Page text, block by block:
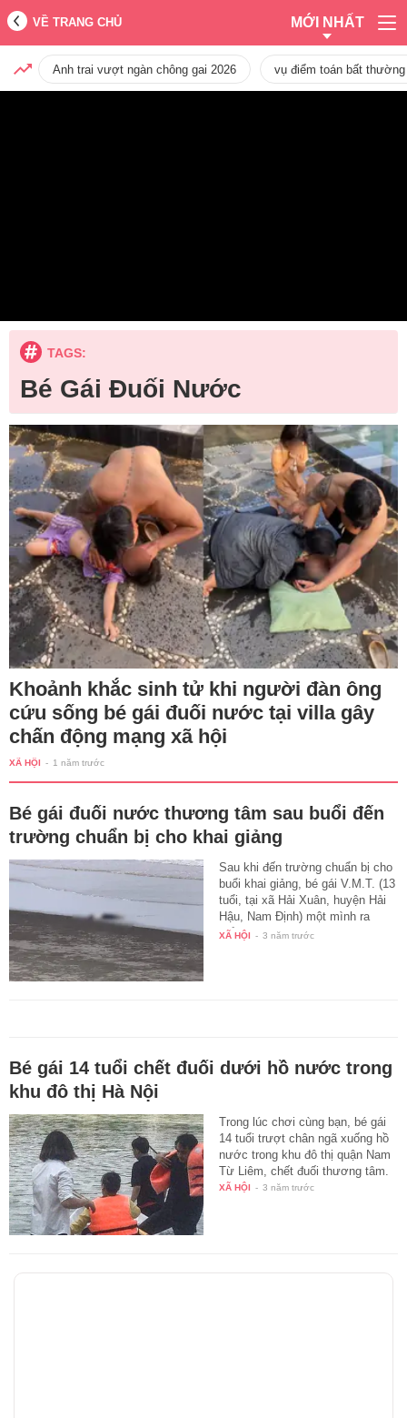
VỀ TRANG CHỦ MỚI NHẤT
Anh trai vượt ngàn chông gai 2026 vụ điểm toán bất
TAGS:
Bé Gái Đuối Nước
Khoảnh khắc sinh tử khi người đàn ông
cứu sống bé gái đuối nước tại villa gây
chấn động mạng xã hội
XÃ HỘI - 1 năm trước
Bé gái đuối nước thương tâm sau buổi đến
trường chuẩn bị cho khai giảng
Sau khi đến trường chuẩn bị cho
buổi khai giảng, bé gái V.M.T. (13
tuổi, tại xã Hải Xuân, huyện Hải
Hậu, Nam Định) một mình ra
biển…
XÃ HỘI - 3 năm trước
Bé gái 14 tuổi chết đuối dưới hồ nước trong
khu đô thị Hà Nội
Trong lúc chơi cùng bạn, bé gái
14 tuổi trượt chân ngã xuống hồ
nước trong khu đô thị quận Nam
Từ Liêm, chết đuối thương tâm.
XÃ HỘI - 3 năm trước